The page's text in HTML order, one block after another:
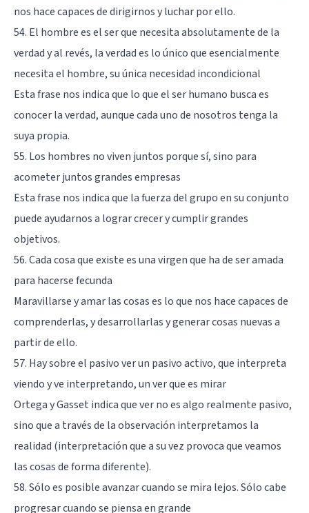
nos hace capaces de dirigirnos y luchar por ello.
54. El hombre es el ser que necesita absolutamente de la
verdad y al revés, la verdad es lo único que esencialmente
necesita el hombre, su única necesidad incondicional
Esta frase nos indica que lo que el ser humano busca es
conocer la verdad, aunque cada uno de nosotros tenga la
suya propia.
55. Los hombres no viven juntos porque sí, sino para
acometer juntos grandes empresas
Esta frase nos indica que la fuerza del grupo en su conjunto
puede ayudarnos a lograr crecer y cumplir grandes
objetivos.
56. Cada cosa que existe es una virgen que ha de ser amada
para hacerse fecunda
Maravillarse y amar las cosas es lo que nos hace capaces de
comprenderlas, y desarrollarlas y generar cosas nuevas a
partir de ello.
57. Hay sobre el pasivo ver un pasivo activo, que interpreta
viendo y ve interpretando, un ver que es mirar
Ortega y Gasset indica que ver no es algo realmente pasivo,
sino que a través de la observación interpretamos la
realidad (interpretación que a su vez provoca que veamos
las cosas de forma diferente).
58. Sólo es posible avanzar cuando se mira lejos. Sólo cabe
progresar cuando se piensa en grande